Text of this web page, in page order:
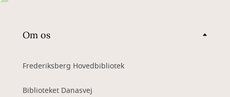
Om os
Frederiksberg Hovedbibliotek
Biblioteket Danasvej